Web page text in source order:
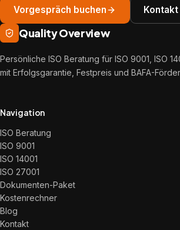
Vorgespräch buchen
Quality Overview
Persönliche ISO Beratung für ISO 9001, ISO
mit Erfolgsgarantie, Festpreis und BAFA-
Navigation
ISO Beratung
ISO 9001
ISO 14001
ISO 27001
Dokumenten-Paket
Kostenrechner
Blog
Kontakt